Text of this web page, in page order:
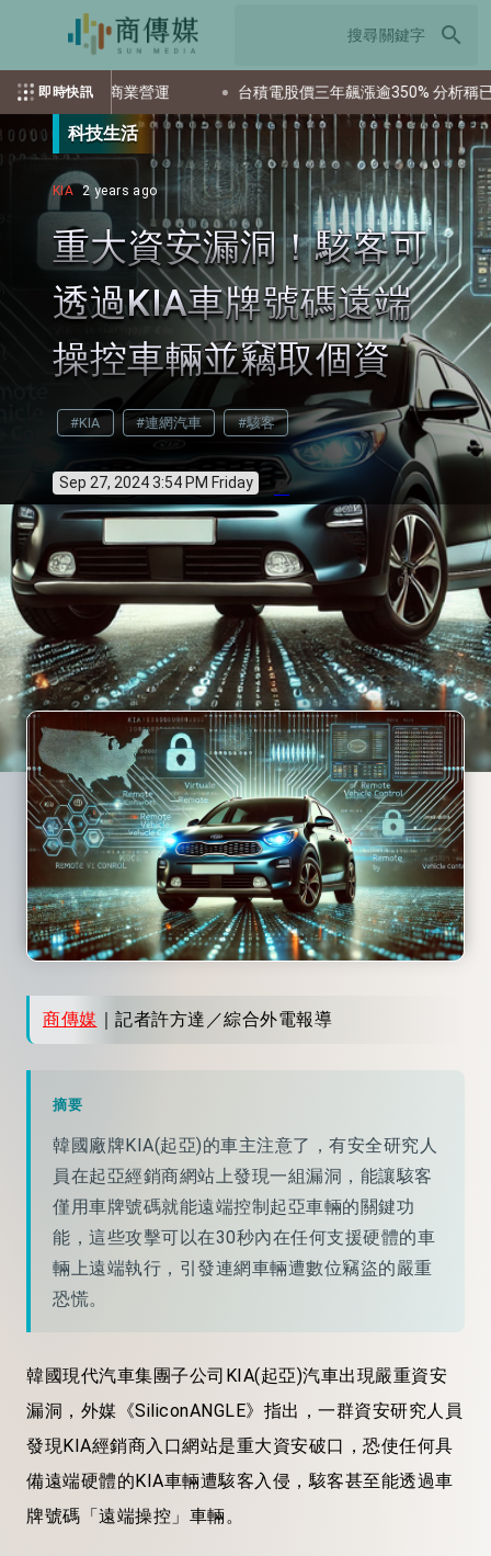
search
即時快訊
首例商業營運 台積電股價三年飆漲逾350% 分析稱已充分反
科技生活
KIA 2 years ago
重大資安漏洞！駭客可
透過KIA車牌號碼遠端
操控車輛並竊取個資
#KIA #連網汽車 #駭客
Sep 27, 2024 3:54 PM Friday info
商傳媒 ｜記者許方達／綜合外電報導
摘要
韓國廠牌KIA(起亞)的車主注意了，有安全研究人
員在起亞經銷商網站上發現一組漏洞，能讓駭客
僅用車牌號碼就能遠端控制起亞車輛的關鍵功
能，這些攻擊可以在30秒內在任何支援硬體的車
輛上遠端執行，引發連網車輛遭數位竊盜的嚴重
恐慌。
韓國現代汽車集團子公司KIA(起亞)汽車出現嚴重資安
漏洞，外媒《SiliconANGLE》指出，一群資安研究人員
發現KIA經銷商入口網站是重大資安破口，恐使任何具
備遠端硬體的KIA車輛遭駭客入侵，駭客甚至能透過車
牌號碼「遠端操控」車輛。